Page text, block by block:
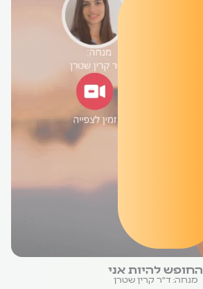
החופש להיות אני
מנחה: ד״ר קרין שטרן